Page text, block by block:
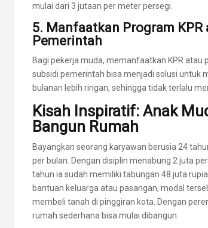
mulai dari 3 jutaan per meter persegi.
5. Manfaatkan Program KPR
Pemerintah
Bagi pekerja muda, memanfaatkan KPR atau
subsidi pemerintah bisa menjadi solusi untuk
bulanan lebih ringan, sehingga tidak terlalu
Kisah Inspiratif: Anak
Bangun Rumah
Bayangkan seorang karyawan berusia 24
per bulan. Dengan disiplin menabung 2 juta
tahun ia sudah memiliki tabungan 48 juta
bantuan keluarga atau pasangan, modal
membeli tanah di pinggiran kota. Dengan
rumah sederhana bisa mulai dibangun.